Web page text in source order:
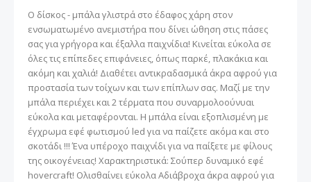
Ο δίσκος - μπάλα γλιστρά στο έδαφος χάρη στον
ενσωματωμένο ανεμιστήρα που δίνει ώθηση στις πάσες
σας για γρήγορα και έξαλλα παιχνίδια! Κινείται εύκολα σε
όλες τις επίπεδες επιφάνειες, όπως παρκέ, πλακάκια και
ακόμη και χαλιά! Διαθέτει αντικραδασμικά άκρα αφρού για
προστασία των τοίχων και των επίπλων σας. Μαζί με την
μπάλα περιέχει και 2 τέρματα που συναρμολοούνυαι
εύκολα και μεταφέρονται. Η μπάλα είναι εξοπλισμένη με
έγχρωμα εφέ φωτισμού led για να παίζετε ακόμα και στο
σκοτάδι !!! Ένα υπέροχο παιχνίδι για να παίξετε με φίλους
της οικογένειας! Χαρακτηριστικά: Σούπερ δυναμικό εφέ
hovercraft! Ολισθαίνει εύκολα Αδιάβροχα άκρα αφρού για